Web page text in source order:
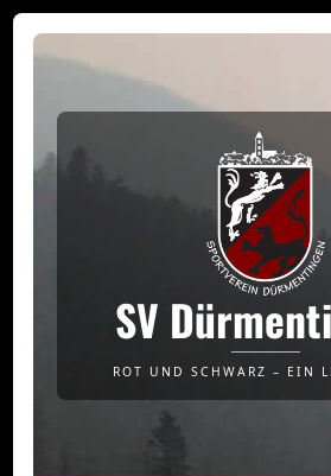
SV
ROT UND SCHWARZ – EIN